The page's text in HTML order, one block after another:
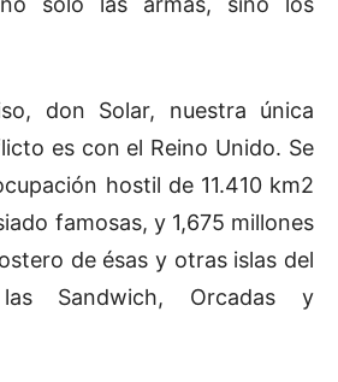
don Solar, nuestra única
es con el Reino Unido. Se
hostil de 11.410 km2
famosas, y 1,675 millones
de ésas y otras islas del
Sandwich, Orcadas y